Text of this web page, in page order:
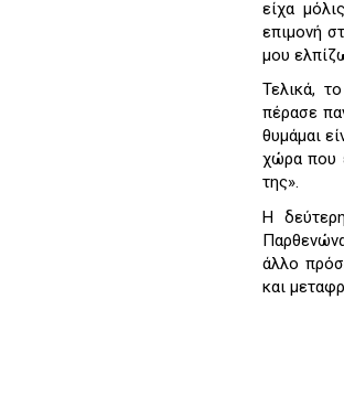
είχα
επιμονή
μου
Τελικά,
πέρασε
θυμάμαι
χώρα που
της».
Η
άλλο
και